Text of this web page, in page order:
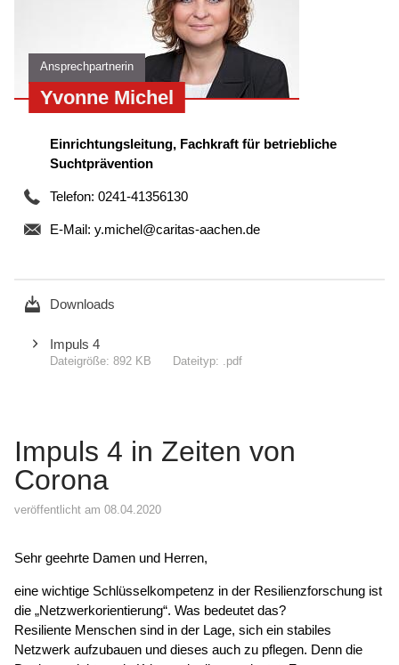
Impuls 4 in Zeiten von
Corona
veröffentlicht am 08.04.2020
Sehr geehrte Damen und Herren,
eine wichtige Schlüsselkompetenz in der Resilienzforschung ist
die „Netzwerkorientierung“. Was bedeutet das?
Resiliente Menschen sind in der Lage, sich ein stabiles
Netzwerk aufzubauen und dieses auch zu pflegen. Denn die
Ansprechpartnerin
Yvonne Michel
Einrichtungsleitung, Fachkraft für betriebliche
Suchtprävention
Telefon: 0241-41356130
E-Mail: y.michel@caritas-aachen.de
Downloads
Impuls 4
892 KB .pdf